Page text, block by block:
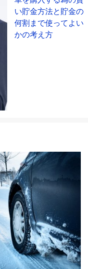
い貯金方法と貯金の
何割まで使ってよい
かの考え方